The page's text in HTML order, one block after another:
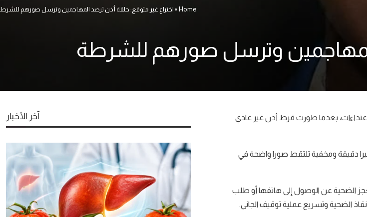
Home
» اختراع غير متوقع: حلقة أذن ترصد المهاجمين وترسل صورهم
المهاجمين وترسل صورهم للشرطة
خطر الاعتداءات، بعدما طورت قرط أذن غير عادي
دقيقة ومخفية تلتقط صورا واضحة في
تعجز الضحية عن الوصول إلى هاتفها أو طلب
الضحية وتسريع عملية توقيف الجاني.
آخر الأخبار